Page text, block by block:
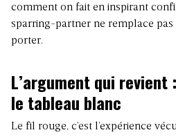
comment on fait en inspirant
sparring-partner ne remplace pas
porter.
L’argument qui revient
le tableau blanc
Le fil rouge, c’est l’expérience